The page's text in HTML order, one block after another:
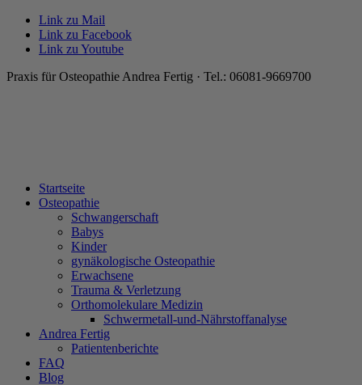
Link zu Mail
Link zu Facebook
Link zu Youtube
Praxis für Osteopathie Andrea Fertig · Tel.: 06081-9669700
Startseite
Osteopathie
Schwangerschaft
Babys
Kinder
gynäkologische Osteopathie
Erwachsene
Trauma & Verletzung
Orthomolekulare Medizin
Schwermetall-und-Nährstoffanalyse
Andrea Fertig
Patientenberichte
FAQ
Blog